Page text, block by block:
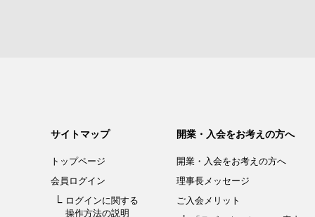
サイトマップ
トップページ
会員ログイン
ログインに関する
操作方法の説明
開業・入会をお考えの方へ
開業・入会をお考えの方へ
理事長メッセージ
ご入会メリット